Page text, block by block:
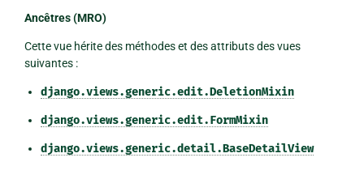
Ancêtres (MRO)
Cette vue hérite des méthodes et des attributs des vues
suivantes :
django.views.generic.edit.DeletionMixin
django.views.generic.edit.FormMixin
django.views.generic.detail.BaseDetailView